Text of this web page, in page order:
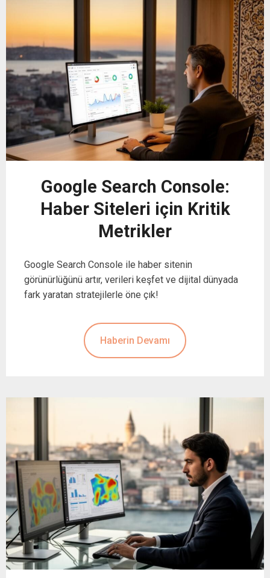
Google Search Console:
Haber Siteleri için Kritik
Metrikler
Google Search Console ile haber sitenin
görünürlüğünü artır, verileri keşfet ve dijital dünyada
fark yaratan stratejilerle öne çık!
Haberin Devamı